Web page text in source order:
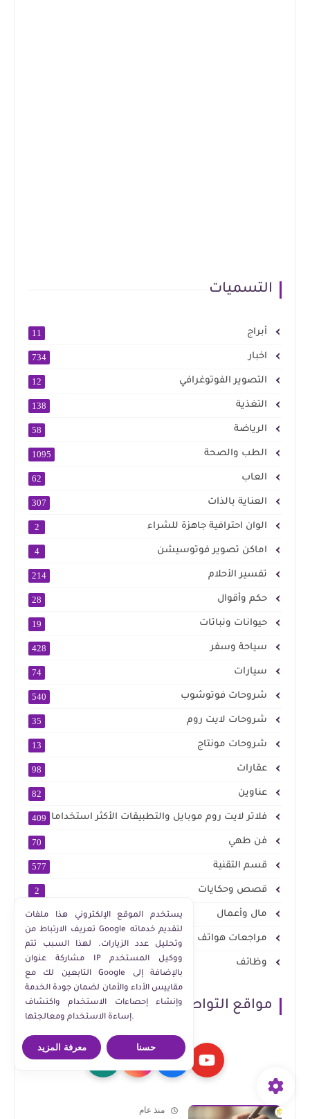
التسميات
أبراج 11
اخبار 734
التصوير الفوتوغرافي 12
التغذية 138
الرياضة 58
الطب والصحة 1095
العاب 62
العناية بالذات 307
الوان احترافية جاهزة للشراء 2
اماكن تصوير فوتوسيشن 4
تفسير الأحلام 214
حكم وأقوال 28
حيوانات ونباتات 19
سياحة وسفر 428
سيارات 74
شروحات فوتوشوب 540
شروحات لايت روم 35
شروحات مونتاج 13
عقارات 98
عناوين 82
فلاتر لايت روم موبايل والتطبيقات الأكثر استخداما 409
فن طهي 70
قسم التقنية 577
قصص وحكايات 2
مال وأعمال 839
مراجعات هواتف 23
وظائف 10
مواقع التواصل الاجتماعي
منذ عام
يستخدم الموقع الإلكتروني هذا ملفات
تعريف الارتباط من Google لتقديم خدماته
وتحليل عدد الزيارات. لهذا السبب تتم
مشاركة عنوان IP ووكيل المستخدم
التابعين لك مع Google بالإضافة إلى
مقاييس الأداء والأمان لضمان جودة الخدمة
وإنشاء إحصاءات الاستخدام واكتشاف
إساءة الاستخدام ومعالجتها.
معرفة المزيد حسنا